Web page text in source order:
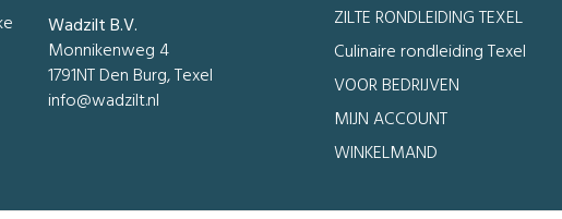
Wadzilt B.V.
Monnikenweg 4
1791NT Den Burg, Texel
info@wadzilt.nl
ZILTE RONDLEIDING TEXEL
Culinaire rondleiding Texel
VOOR BEDRIJVEN
MIJN ACCOUNT
WINKELMAND